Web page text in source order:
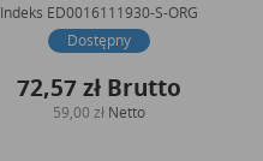
Indeks ED0016111930-S-ORG
Dostępny
72,57 zł Brutto
59,00 zł Netto